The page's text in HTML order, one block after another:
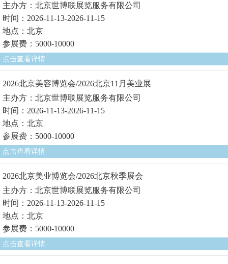
主办方：北京世博联展览服务有限公司
时间：2026-11-13-2026-11-15
地点：北京
参展费：5000-10000
点击查看详情
2026北京美容博览会/2026北京11月美业展
主办方：北京世博联展览服务有限公司
时间：2026-11-13-2026-11-15
地点：北京
参展费：5000-10000
点击查看详情
2026北京美业博览会/2026北京秋季展会
主办方：北京世博联展览服务有限公司
时间：2026-11-13-2026-11-15
地点：北京
参展费：5000-10000
点击查看详情